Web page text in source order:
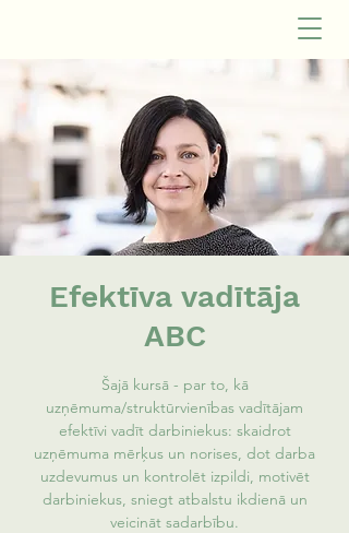
Efektīva vadītāja
ABC
Šajā kursā - par to, kā
uzņēmuma/struktūrvienības vadītājam
efektīvi vadīt darbiniekus: skaidrot
uzņēmuma mērķus un norises, dot darba
uzdevumus un kontrolēt izpildi, motivēt
darbiniekus, sniegt atbalstu ikdienā un
veicināt sadarbību.